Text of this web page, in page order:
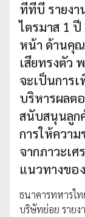
ทีทีบี รายงา
ไตรมาส 1
หน้า ด้านคุ
เสียทรงตัว
จะเป็นการ
บริหารผลต
สนับสนุนลูก
การให้ควา
จากภาวะเ
แนวทางขอ
ธนาคารทหารไ
บริษัทย่อย รายง